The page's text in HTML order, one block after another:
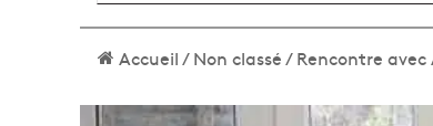
Accueil/Non classé/Rencontre